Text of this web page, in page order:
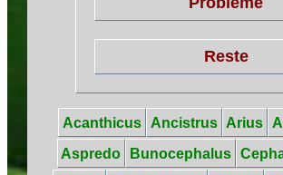
Reste
Acanthicus Ancistrus Arius
Aspredo
Bunocephalus